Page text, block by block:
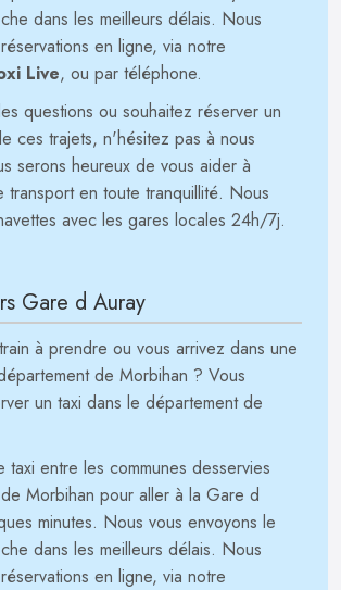
dans les meilleurs délais. Nous
en ligne, via notre
Live, ou par téléphone.
questions ou souhaitez réserver un
ces trajets, n'hésitez pas à nous
serons heureux de vous aider à
transport en toute tranquillité. Nous
avec les gares locales 24h/7j.
Gare d Auray
à prendre ou vous arrivez dans une
de Morbihan ? Vous
un taxi dans le département de
taxi entre les communes desservies
Morbihan pour aller à la Gare d
minutes. Nous vous envoyons le
dans les meilleurs délais. Nous
en ligne, via notre